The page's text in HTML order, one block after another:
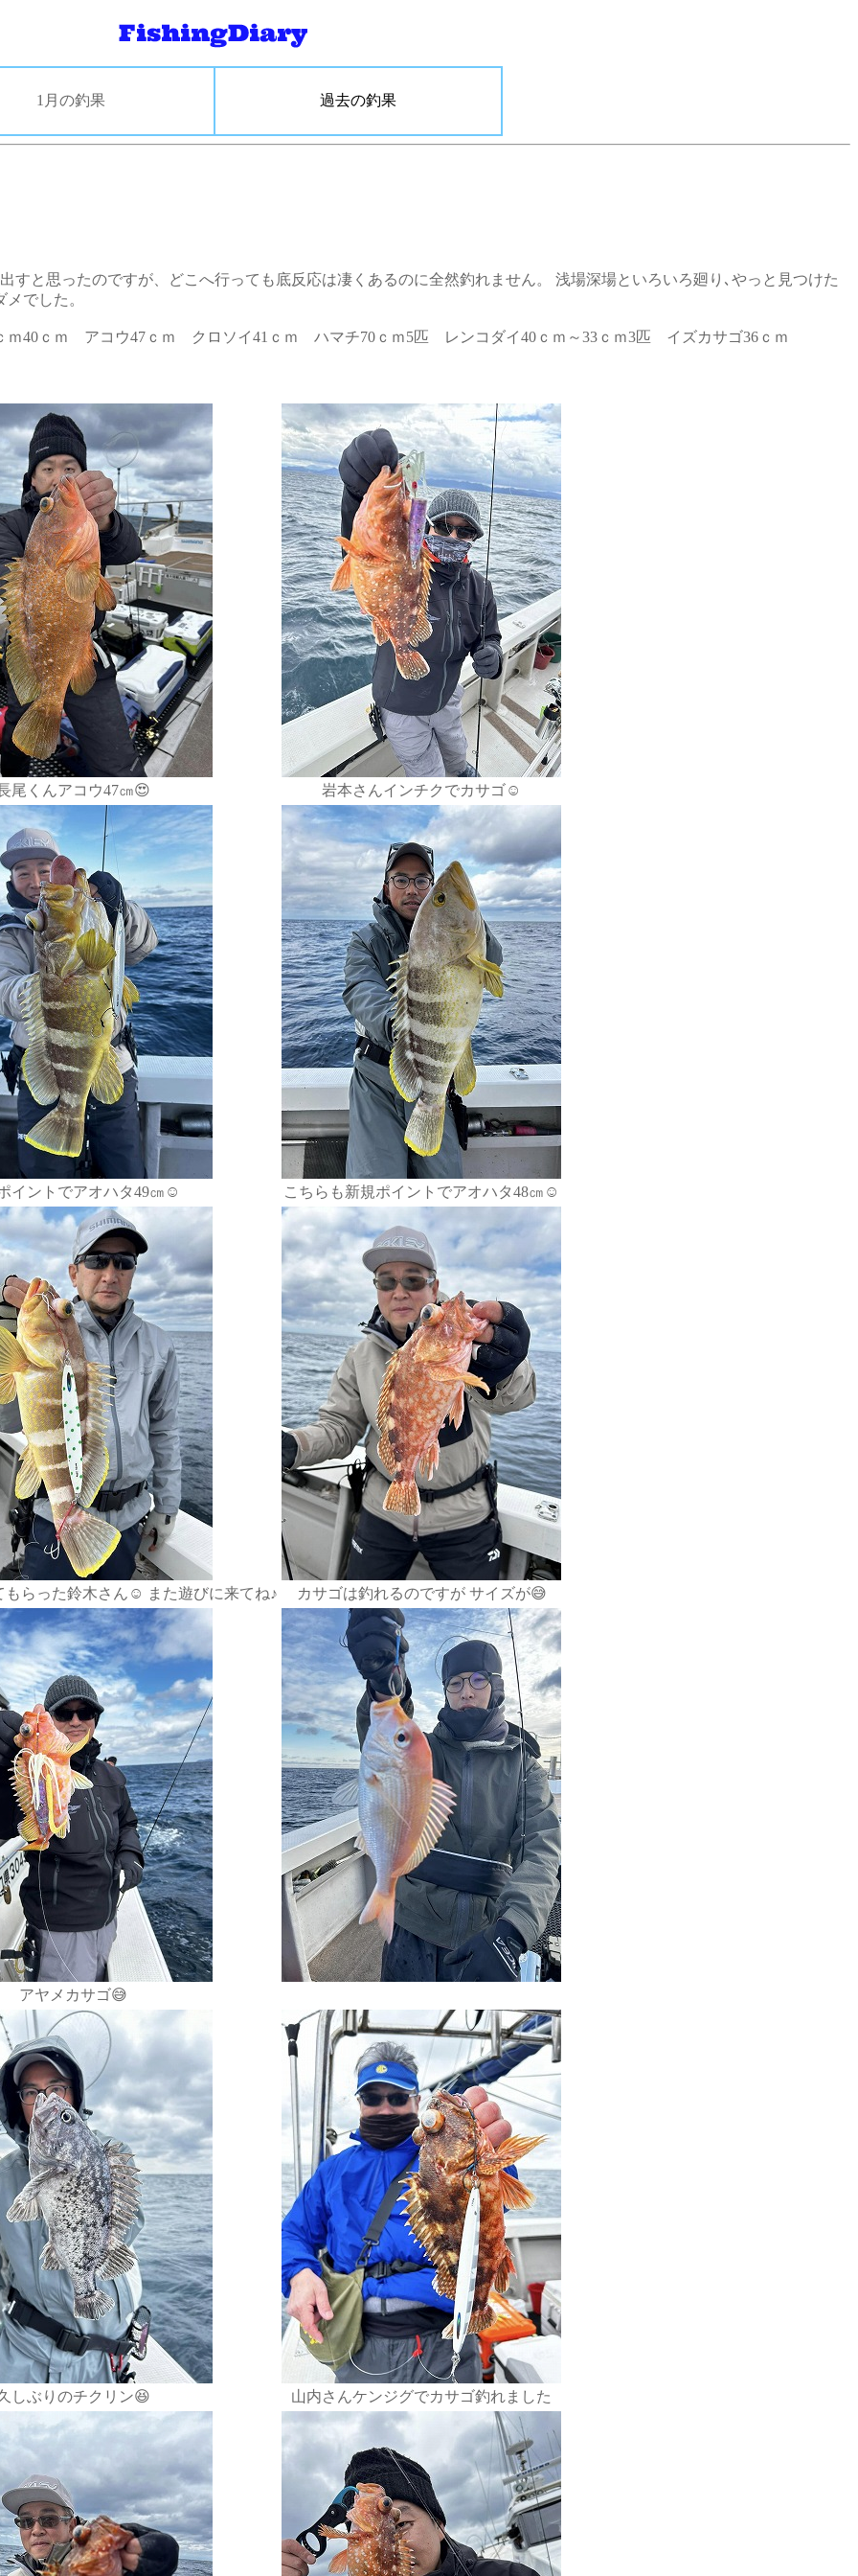
1月の釣果 過去の釣果
すと思ったのですが、どこへ行っても底反応は凄くあるのに全然釣れません。 浅場深場といろいろ廻り､やっと見つけた
でした。
ｍ40ｃｍ アコウ47ｃｍ クロソイ41ｃｍ ハマチ70ｃｍ5匹 レンコダイ40ｃｍ～33ｃｍ3匹 イズカサゴ36ｃｍ
尾くんアコウ47㎝😍 岩本さんインチクでカサゴ☺️
イントでアオハタ49㎝☺️ こちらも新規ポイントでアオハタ48㎝☺️
もらった鈴木さん☺️ また遊びに来てね♪ カサゴは釣れるのですが サイズが😅
アヤメカサゴ😅
しぶりのチクリン😆 山内さんケンジグでカサゴ釣れました